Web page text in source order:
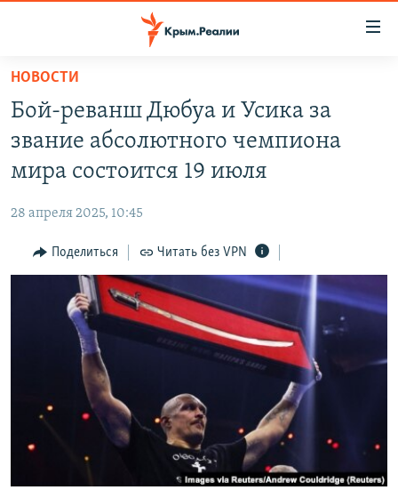
Вернуться
основному
содержанию
главной
навигации
Вернутся
СПЕЦПРОЕКТЫ
11 ЛЕТ ОККУПАЦИИ КРЫМА. 11 ИСТОРИЙ СОПРОТИВЛЕНИЯ
ЕЩЕ
ИНТЕРАКТИВ
ИНФОГРАФИКА
ТЕЛЕПРОЕКТ КРЫМ.РЕАЛИИ
СОВЕТЫ ПРАВОЗАЩИТНИКОВ
ПРОПАВШИЕ БЕЗ ВЕСТИ
ПОБЕДИТЕЛЕЙ НЕ СУДЯТ?
КРЫМ.НЕПОКОРЕННЫЙ
РАДІО СВОБОДА
КАК ОБОЙТИ БЛОКИРОВКУ
Українською
Qırımtatar
ПРИСОЕДИНЯЙТЕСЬ!
НОВОСТИ
Бой-реванш Дюбуа и Усика за
звание абсолютного чемпиона
мира состоится 19 июля
28 апреля 2025, 10:45
Поделиться Читать без VPN